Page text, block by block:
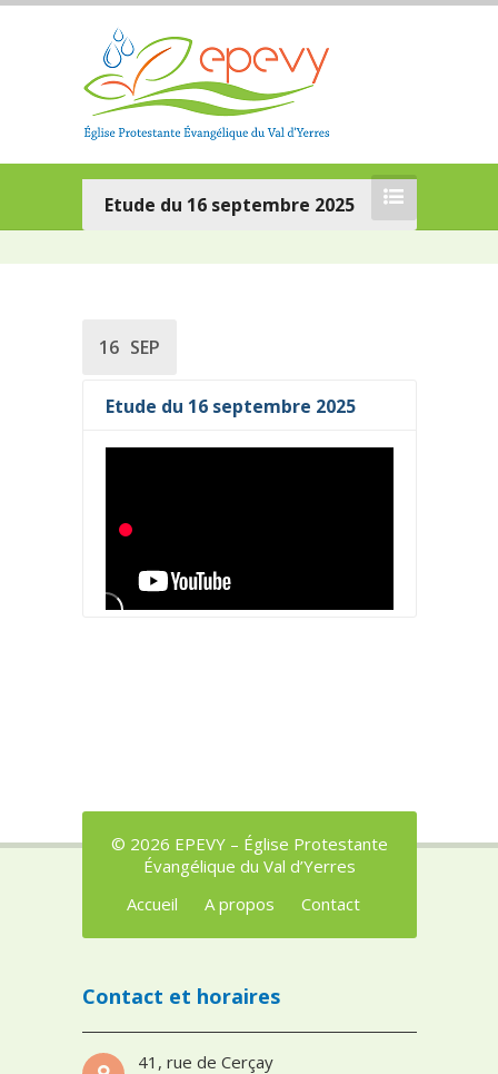
Etude du 16 septembre 2025
16 SEP
Etude du 16 septembre 2025
© 2026 EPEVY – Église Protestante
Évangélique du Val d’Yerres
Accueil
A propos Contact
Contact et horaires
41, rue de Cerçay